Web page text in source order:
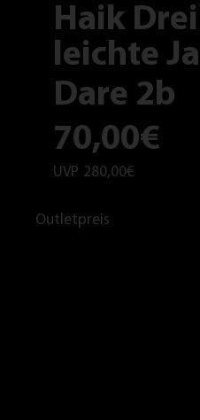
Haik
leichte
Dare 2b
70,00€
UVP 280,00€
Outletpreis